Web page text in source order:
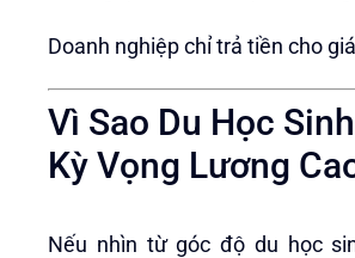
Doanh nghiệp chỉ trả tiền cho
Vì Sao Du Học
Kỳ Vọng Lương
Nếu nhìn từ góc độ du học